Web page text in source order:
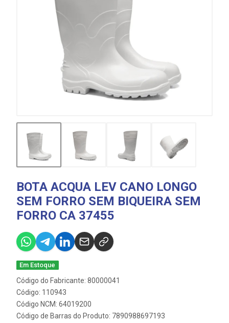
BOTA ACQUA LEV CANO LONGO
SEM FORRO SEM BIQUEIRA SEM
FORRO CA 37455
Em Estoque
Código do Fabricante: 80000041
Código: 110943
Código NCM: 64019200
Código de Barras do Produto: 7890988697193